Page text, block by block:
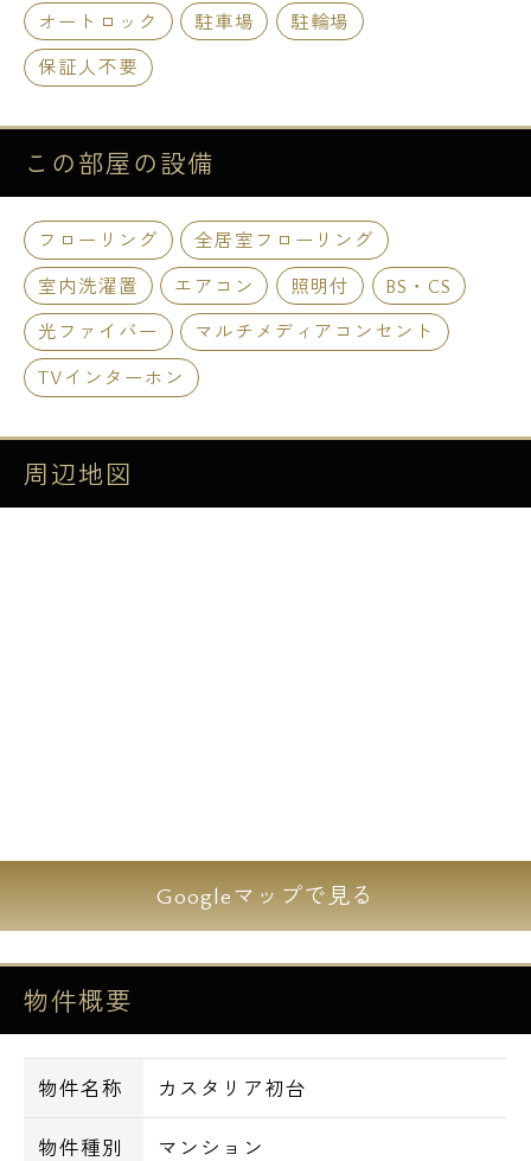
オートロック
駐車場
駐輪場
保証人不要
この部屋の設備
フローリング
全居室フローリング
室内洗濯置
エアコン 照明付
BS・CS
光ファイバー
マルチメディアコンセント
TVインターホン
周辺地図
Googleマップで見る
物件概要
物件名称 カスタリア初台
物件種別 マンション